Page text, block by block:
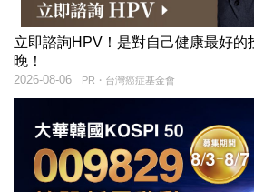
立即諮詢HPV！是對自己健康最好的
晚！
PR・台灣癌症基金會
2026-08-06